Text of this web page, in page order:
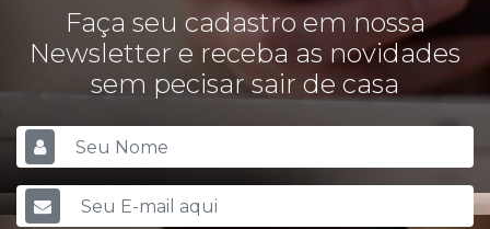
Faça seu cadastro em nossa
Newsletter e receba as novidades
sem pecisar sair de casa